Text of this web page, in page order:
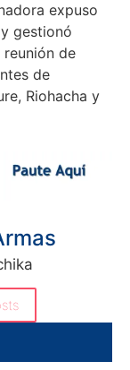
expuso
gestionó
de
de
Riohacha y